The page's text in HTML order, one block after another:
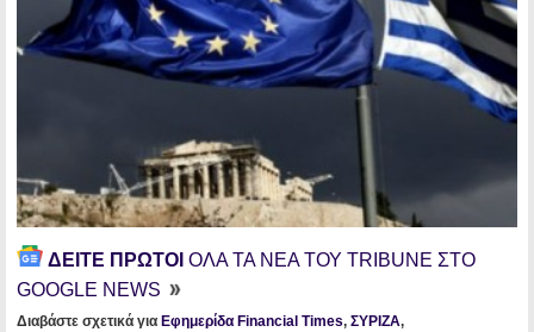
ΔΕΙΤΕ ΠΡΩΤΟΙ ΟΛΑ ΤΑ ΝΕΑ ΤΟΥ TRIBUNE ΣΤΟ
GOOGLE NEWS
Διαβάστε σχετικά για Εφημερίδα Financial Times, ΣΥΡΙΖΑ,